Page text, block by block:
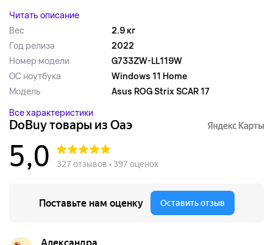
Читать описание
Вес
2.9 кг
Год релиза
2022
Номер модели
G733ZW-LL119W
ОС ноутбука
Windows 11 Home
Модель
Asus ROG Strix SCAR 17
Все характеристики